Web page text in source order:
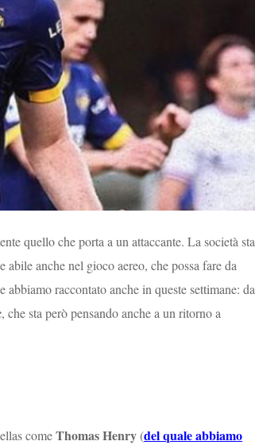
quello che porta a un attaccante. La società sta
anche nel gioco aereo, che possa fare da
raccontato anche in queste settimane: da
, che sta però pensando anche a un ritorno a
comeThomas Henry(del quale abbiamo